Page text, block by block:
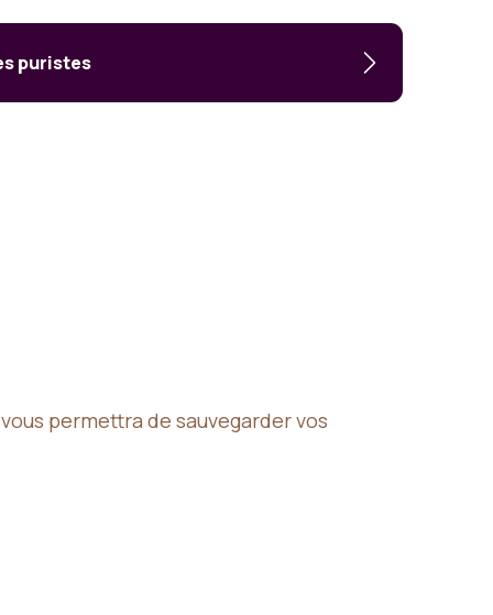
puristes
permettra de sauvegarder vos